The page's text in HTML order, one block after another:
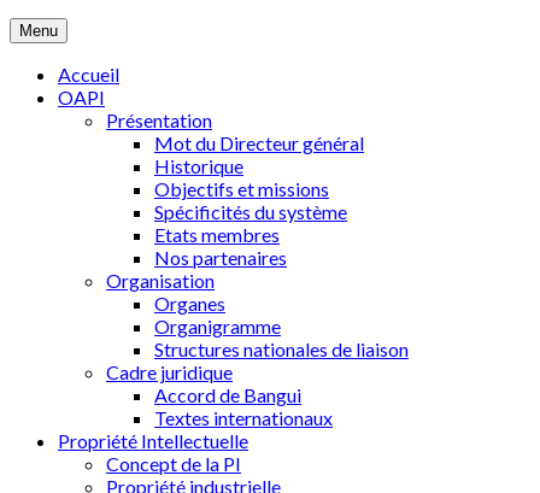
Menu
Accueil
OAPI
Présentation
Mot du Directeur général
Historique
Objectifs et missions
Spécificités du système
Etats membres
Nos partenaires
Organisation
Organes
Organigramme
Structures nationales de liaison
Cadre juridique
Accord de Bangui
Textes internationaux
Propriété Intellectuelle
Concept de la PI
Propriété industrielle